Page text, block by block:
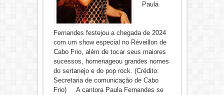
Paula
Fernandes festejou a chegada de 2024
com um show especial no Réveillon de
Cabo Frio, além de tocar seus maiores
sucessos, homenageou grandes nomes
do sertanejo e do pop rock. (Crédito:
Secretaria de comunicação de Cabo
Frio) A cantora Paula Fernandes se